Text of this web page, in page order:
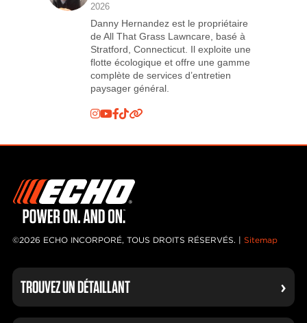
2026
Danny Hernandez est le propriétaire
de All That Grass Lawncare, basé à
Stratford, Connecticut. Il exploite une
flotte écologique et offre une gamme
complète de services d’entretien
paysager général.
©2026 ECHO INCORPORÉ, TOUS DROITS RÉSERVÉS. | Sitemap
TROUVEZ UN DÉTAILLANT